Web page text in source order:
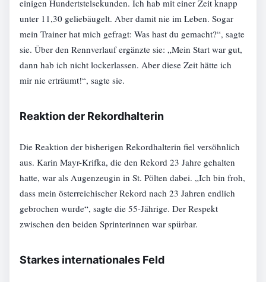
einigen Hundertstelsekunden. Ich hab mit einer Zeit knapp
unter 11,30 geliebäugelt. Aber damit nie im Leben. Sogar
mein Trainer hat mich gefragt: Was hast du gemacht?“, sagte
sie. Über den Rennverlauf ergänzte sie: „Mein Start war gut,
dann hab ich nicht lockerlassen. Aber diese Zeit hätte ich
mir nie erträumt!“, sagte sie.
Reaktion der Rekordhalterin
Die Reaktion der bisherigen Rekordhalterin fiel versöhnlich
aus. Karin Mayr-Krifka, die den Rekord 23 Jahre gehalten
hatte, war als Augenzeugin in St. Pölten dabei. „Ich bin froh,
dass mein österreichischer Rekord nach 23 Jahren endlich
gebrochen wurde“, sagte die 55-Jährige. Der Respekt
zwischen den beiden Sprinterinnen war spürbar.
Starkes internationales Feld